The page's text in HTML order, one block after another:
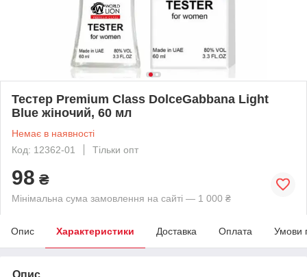
Тестер Premium Class DolceGabbana Light
Blue жіночий, 60 мл
Немає в наявності
Код: 12362-01
Тільки опт
98 ₴
Мінімальна сума замовлення на сайті — 1 000 ₴
Опис Характеристики Доставка Оплата Умови
Опис